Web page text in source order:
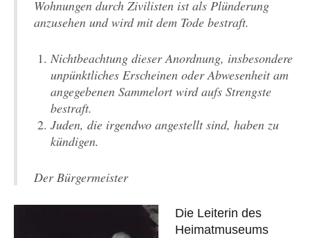
Wohnungen durch Zivilisten ist als Plünderung
anzusehen und wird mit dem Tode bestraft.
Nichtbeachtung dieser Anordnung, insbesondere
unpünktliches Erscheinen oder Abwesenheit am
angegebenen Sammelort wird aufs Strengste
bestraft.
Juden, die irgendwo angestellt sind, haben zu
kündigen.
Der Bürgermeister
Die Leiterin des
Heimatmuseums